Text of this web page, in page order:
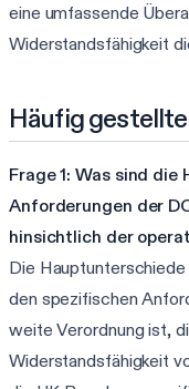
eine umfassende
Widerstandsfähigkeit
Häufig
Frage 1: Was sind
Anforderungen der
hinsichtlich der
Die
den spezifischen
weite Verordnung ist,
Widerstandsfähigkeit